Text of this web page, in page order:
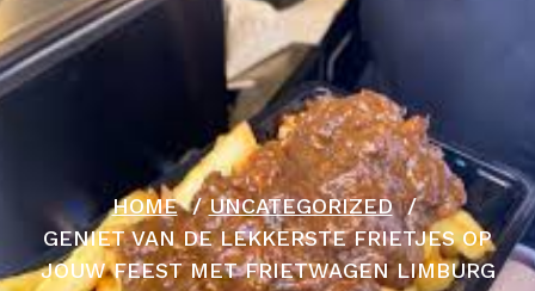
HOME/UNCATEGORIZED/
GENIET VAN DE LEKKERSTE FRIETJES OP
JOUW FEEST MET FRIETWAGEN LIMBURG